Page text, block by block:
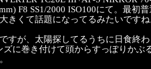
F8 SS1/2000 ISO100にて。最初
きくて話題になってるみたいですね
すが、太陽探してるうちに日食終
に巻き付けて頭からすっぽりかぶ